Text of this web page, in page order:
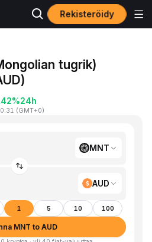
Rekisteröidy
tugrik)
24h
(GMT+0)
MNT
AUD
1 5 10 100
MNT to AUD